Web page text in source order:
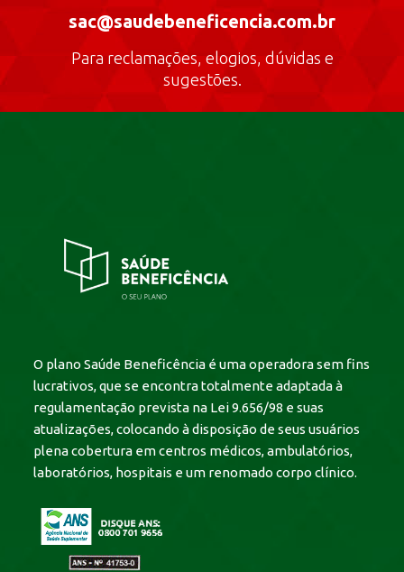
sac@saudebeneficencia.com.br
Para reclamações, elogios, dúvidas e
sugestões.
O plano Saúde Beneficência é uma operadora sem fins
lucrativos, que se encontra totalmente adaptada à
regulamentação prevista na Lei 9.656/98 e suas
atualizações, colocando à disposição de seus usuários
plena cobertura em centros médicos, ambulatórios,
laboratórios, hospitais e um renomado corpo clínico.